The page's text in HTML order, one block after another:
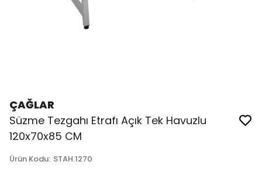
ÇAĞLAR
Süzme Tezgahı Etrafı Açık Tek Havuzlu
120x70x85 CM
Ürün Kodu: STAH.1270